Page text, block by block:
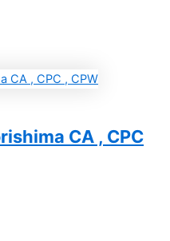
CA , CPC